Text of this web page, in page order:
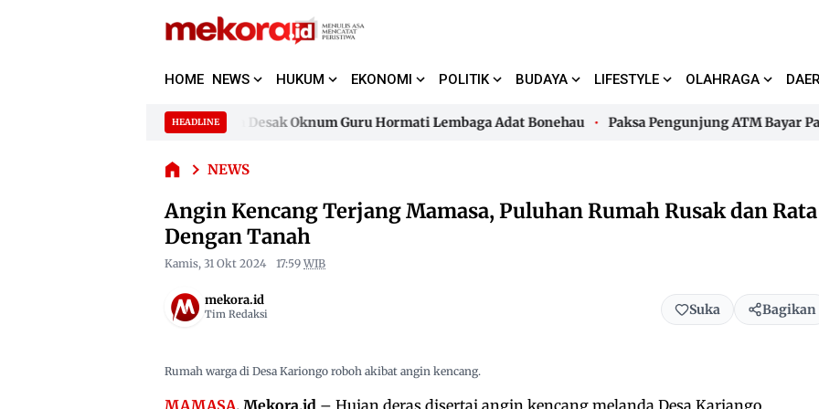
HOME NEWS HUKUM EKONOMI POLITIK BUDAYA LIFESTYLE OLAHRAGA
HEADLINE
Nama Baik, Keluarga Desak Oknum Guru Hormati Lembaga Adat Bonehau Paksa Pengunjung ATM Bayar
Nama Baik, Keluarga Desak Oknum Guru Hormati Lembaga Adat Bonehau Paksa Pengunjung ATM Bayar
NEWS
Angin
Terjang
Rumah
dan Rata
Dengan
Tanah
Angin Kencang Terjang Mamasa, Puluhan Rumah Rusak dan Rata
Dengan Tanah
Kamis, 31 Okt 2024 17:59 WIB
mekora.id
Tim Redaksi Suka Bagikan
Rumah warga di Desa Kariongo roboh akibat angin kencang.